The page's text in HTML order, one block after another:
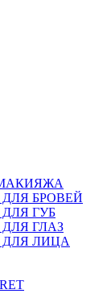
БРОВЕЙ
ГУБ
ГЛАЗ
ЛИЦА